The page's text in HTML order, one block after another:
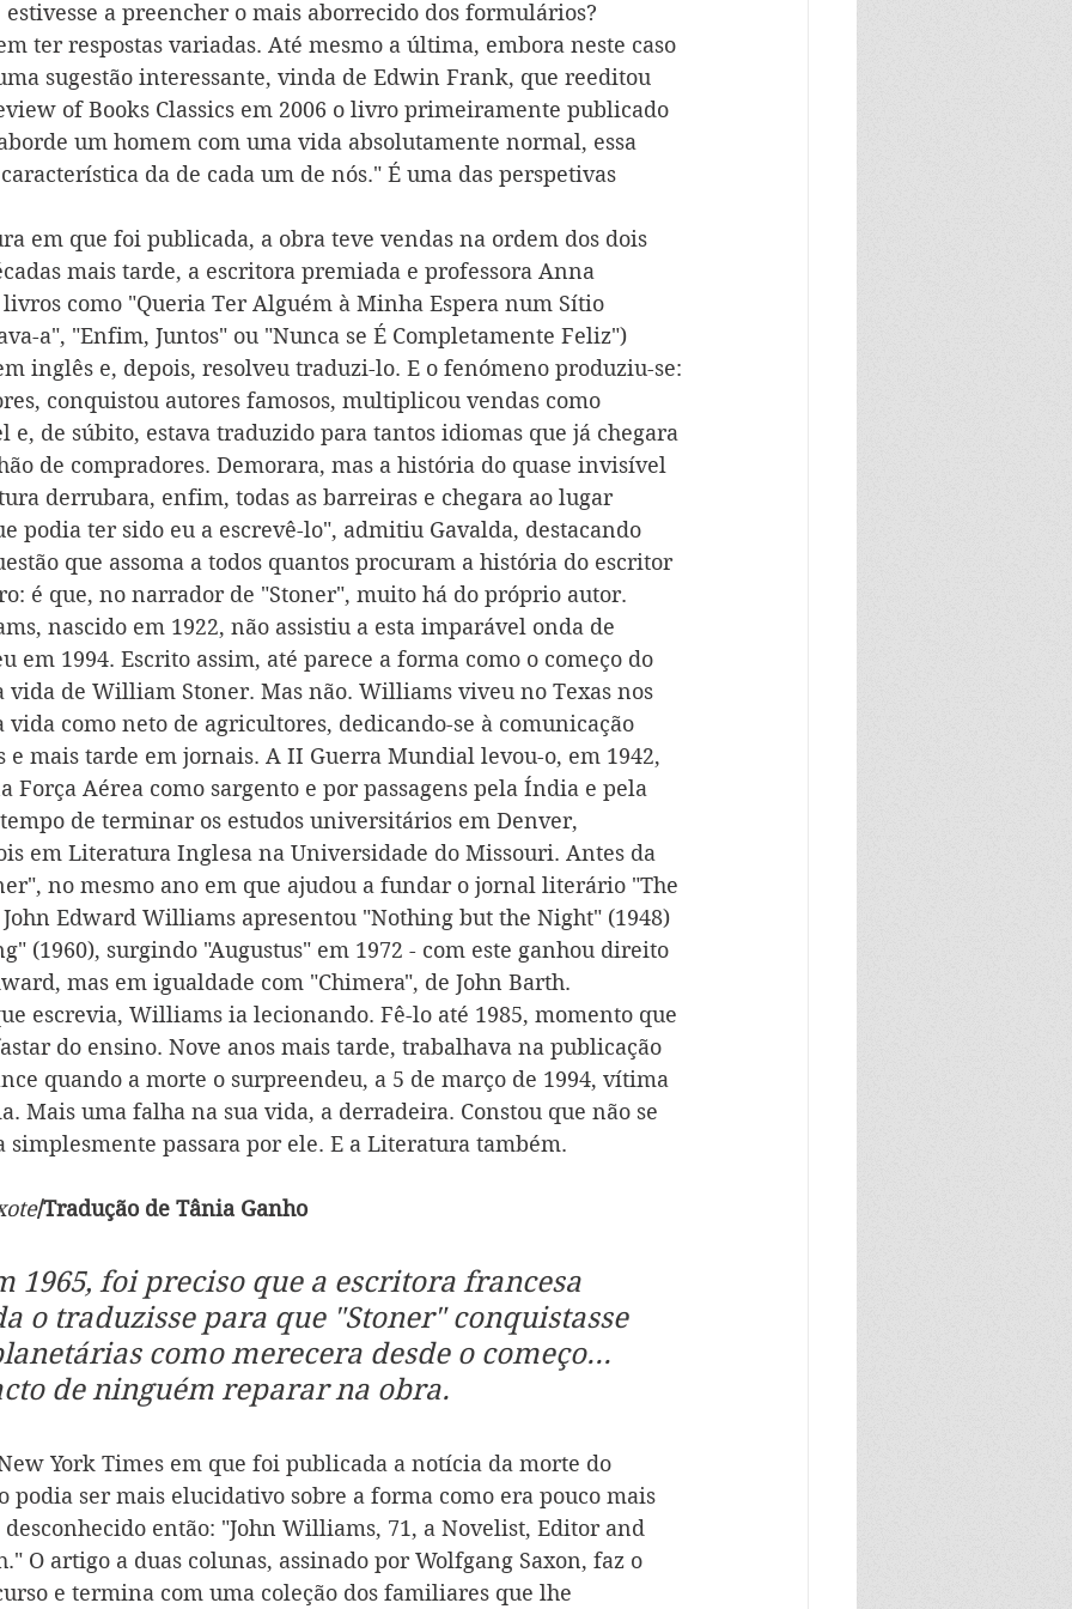
a preencher o mais aborrecido dos formulários?
ter respostas variadas. Até mesmo a última, embora neste caso
sugestão interessante, vinda de Edwin Frank, que reeditou
of Books Classics em 2006 o livro primeiramente publicado
um homem com uma vida absolutamente normal, essa
da de cada um de nós." É uma das perspetivas
em que foi publicada, a obra teve vendas na ordem dos dois
mais tarde, a escritora premiada e professora Anna
como "Queria Ter Alguém à Minha Espera num Sítio
a", "Enfim, Juntos" ou "Nunca se É Completamente Feliz")
inglês e, depois, resolveu traduzi-lo. E o fenómeno produziu-se:
conquistou autores famosos, multiplicou vendas como
e, de súbito, estava traduzido para tantos idiomas que já chegara
de compradores. Demorara, mas a história do quase invisível
derrubara, enfim, todas as barreiras e chegara ao lugar
podia ter sido eu a escrevê-lo", admitiu Gavalda, destacando
que assoma a todos quantos procuram a história do escritor
é que, no narrador de "Stoner", muito há do próprio autor.
nascido em 1922, não assistiu a esta imparável onda de
em 1994. Escrito assim, até parece a forma como o começo do
vida de William Stoner. Mas não. Williams viveu no Texas nos
vida como neto de agricultores, dedicando-se à comunicação
mais tarde em jornais. A II Guerra Mundial levou-o, em 1942,
Força Aérea como sargento e por passagens pela Índia e pela
de terminar os estudos universitários em Denver,
em Literatura Inglesa na Universidade do Missouri. Antes da
no mesmo ano em que ajudou a fundar o jornal literário "The
Edward Williams apresentou "Nothing but the Night" (1948)
(1960), surgindo "Augustus" em 1972 - com este ganhou direito
mas em igualdade com "Chimera", de John Barth.
escrevia, Williams ia lecionando. Fê-lo até 1985, momento que
do ensino. Nove anos mais tarde, trabalhava na publicação
quando a morte o surpreendeu, a 5 de março de 1994, vítima
Mais uma falha na sua vida, a derradeira. Constou que não se
simplesmente passara por ele. E a Literatura também.
/Tradução de Tânia Ganho
1965, foi preciso que a escritora francesa
o traduzisse para que "Stoner" conquistasse
como merecera desde o começo...
de ninguém reparar na obra.
York Times em que foi publicada a notícia da morte do
podia ser mais elucidativo sobre a forma como era pouco mais
então: "John Williams, 71, a Novelist, Editor and
O artigo a duas colunas, assinado por Wolfgang Saxon, faz o
e termina com uma coleção dos familiares que lhe